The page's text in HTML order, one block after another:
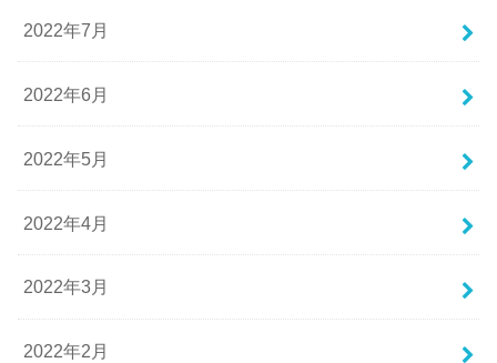
2022年7月
2022年6月
2022年5月
2022年4月
2022年3月
2022年2月